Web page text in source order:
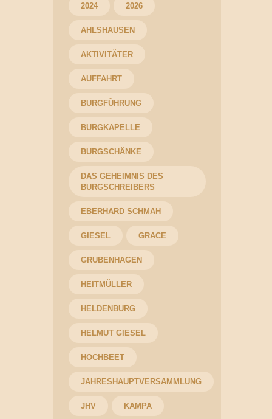
2024 2026
AHLSHAUSEN
AKTIVITÄTER
AUFFAHRT
BURGFÜHRUNG
BURGKAPELLE
BURGSCHÄNKE
DAS GEHEIMNIS DES
BURGSCHREIBERS
EBERHARD SCHMAH
GIESEL GRACE
GRUBENHAGEN
HEITMÜLLER
HELDENBURG
HELMUT GIESEL
HOCHBEET
JAHRESHAUPTVERSAMMLUNG
JHV KAMPA